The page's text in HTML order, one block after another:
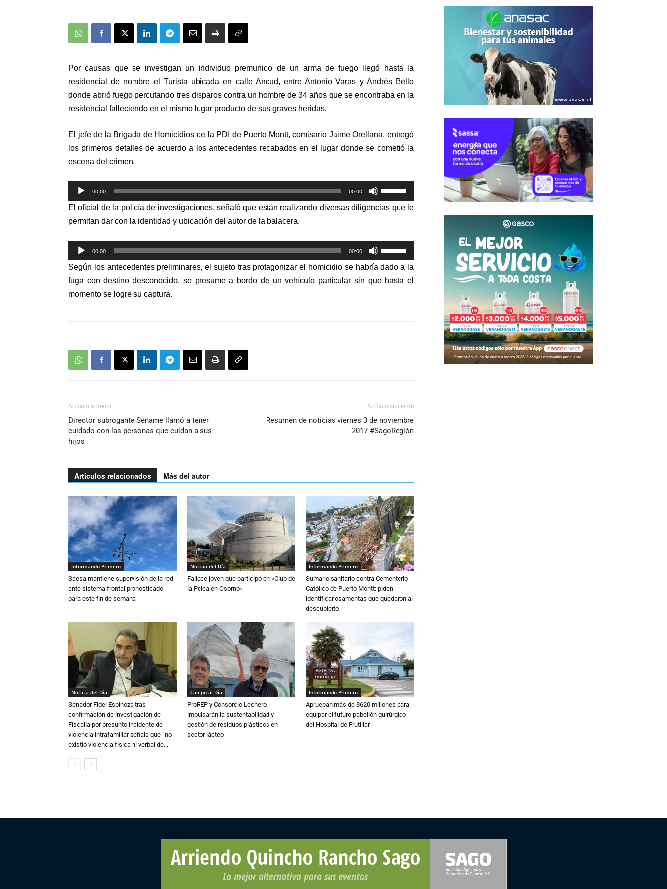
Por causas que se investigan un individuo premunido de un arma de fuego llegó hasta la
residencial de nombre el Turista ubicada en calle Ancud, entre Antonio Varas y Andrés Bello
donde abrió fuego percutando tres disparos contra un hombre de 34 años que se encontraba en la
residencial falleciendo en el mismo lugar producto de sus graves heridas.
El jefe de la Brigada de Homicidios de la PDI de Puerto Montt, comisario Jaime Orellana, entregó
los primeros detalles de acuerdo a los antecedentes recabados en el lugar donde se cometió la
escena del crimen.
Reproductor
de
audio
00:00 00:00
las
teclas
arriba/abajo
para
aumentar
El oficial de la policía de investigaciones, señaló que están realizando diversas diligencias que le
permitan dar con la identidad y ubicación del autor de la balacera.
Reproductor
de
audio
00:00 00:00
las
teclas
de
Según los antecedentes preliminares, el sujeto tras protagonizar el homicidio se habría dado a la
fuga con destino desconocido, se presume a bordo de un vehículo particular sin que hasta el
momento se logre su captura.
Artículo anterior
Director subrogante Sename llamó a tener
cuidado con las personas que cuidan a sus
hijos
Artículo siguiente
Resumen de noticias viernes 3 de noviembre
2017 #SagoRegión
Artículos relacionados Más del autor
Informando Primero
Saesa mantiene supervisión de la red
ante sistema frontal pronosticado
para este fin de semana
Noticia del Día
Fallece joven que participó en «Club de
la Pelea en Osorno»
Informando Primero
Sumario sanitario contra Cementerio
Católico de Puerto Montt: piden
identificar osamentas que quedaron al
descubierto
Noticia del Día
Senador Fidel Espinoza tras
confirmación de investigación de
Fiscalía por presunto incidente de
violencia intrafamiliar señala que “no
existió violencia física ni verbal de...
Campo al Día
ProREP y Consorcio Lechero
impulsarán la sustentabilidad y
gestión de residuos plásticos en
sector lácteo
Informando Primero
Aprueban más de $620 millones para
equipar el futuro pabellón quirúrgico
del Hospital de Frutillar